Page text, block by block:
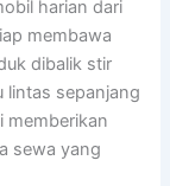
harian dari
membawa
dibalik stir
lintas sepanjang
memberikan
sewa yang